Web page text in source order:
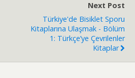
Next Post
Türkiye'de Bisiklet Sporu
Kitaplarına Ulaşmak - Bölüm
1: Türkçe’ye Çevrilenler
Kitaplar